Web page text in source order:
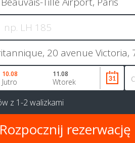
10.08
Jutro
11.08
Wtorek
z 1-2 walizkami